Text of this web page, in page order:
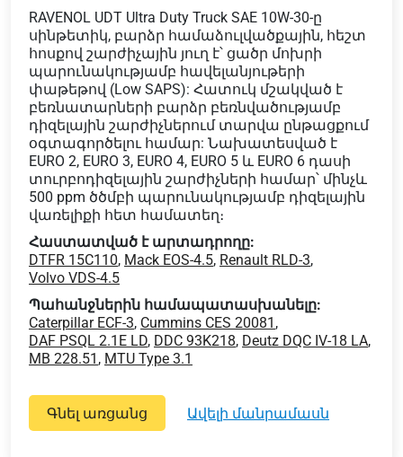
RAVENOL UDT Ultra Duty Truck SAE 10W-30-ը
սինթետիկ, բարձր համաձուլվածքային, հեշտ
հոսքով շարժիչային յուղ է՝ ցածր մոխրի
պարունակությամբ հավելանյութերի
փաթեթով (Low SAPS): Հատուկ մշակված է
բեռնատարների բարձր բեռնվածությամբ
դիզելային շարժիչներում տարվա ընթացքում
օգտագործելու համար: Նախատեսված է
EURO 2, EURO 3, EURO 4, EURO 5 և EURO 6 դասի
տուրբոդիզելային շարժիչների համար՝ մինչև
500 ppm ծծմբի պարունակությամբ դիզելային
վառելիքի հետ համատեղ։
Հաստատված է արտադրողը:
DTFR 15C110, Mack EOS-4.5, Renault RLD-3,
Volvo VDS-4.5
Պահանջներին համապատասխանելը:
Caterpillar ECF-3, Cummins CES 20081 ,
DAF PSQL 2.1E LD, DDC 93K218, Deutz DQC IV-18 LA,
MB 228.51 , MTU Type 3.1
Գնել առցանց ավելի մանրամասն